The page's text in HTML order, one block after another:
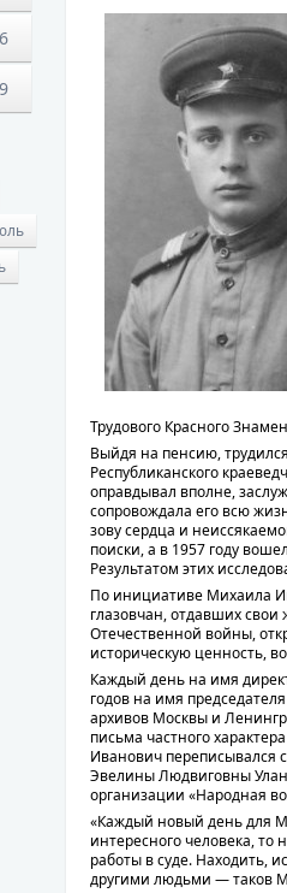
Трудового Красного
Выйдя на пенсию,
Республиканского
оправдывал вполне,
сопровождала его всю
зову сердца и
поиски, а в 1957 году
Результатом этих
По инициативе Михаила
глазовчан, отдавших
Отечественной войны,
историческую ценность,
Каждый день на имя
годов на имя
архивов Москвы и
письма частного
Иванович переписывался
Эвелины Людвиговны
организации «Народная
«Каждый новый день для
интересного человека, то
работы в суде. Находить,
другими людьми — таков